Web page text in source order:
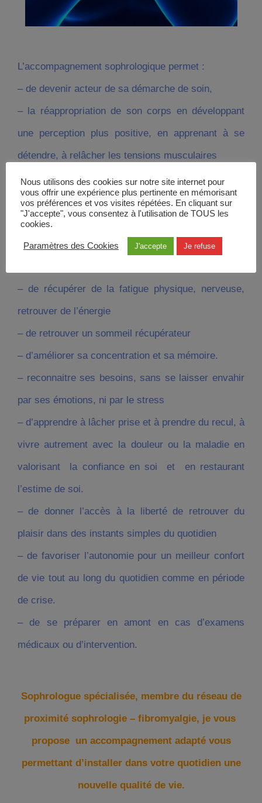
L’accompagnement sophrologique permet :
– de devenir acteur de sa démarche de soin,
– la réappropriation de son corps en développant
une perception plus positive, en apprenant à se
détendre, à relâcher les tensions musculaires
– d’apprendre à libérer sa respiration
– de prendre conscience de ses sensations pour
gérer au quotidien l’inconfort des douleurs.
– de développer la capacité à « mettre à distance la
– de récupérer de la fatigue physique, nerveuse,
retrouver de l’énergie
– de retrouver un sommeil récupérateur
– d’améliorer sa concentration et sa mémoire.
– reconnaitre ses besoins, sans se laisser envahir
par ses émotions, ni par le stress
– d’apprendre à lâcher prise et à prendre du recul, à
vivre autrement avec la douleur ou la maladie en
valorisant la confiance en soi et en restaurant
l’estime de soi.
– de donner l’accès à la liberté de retrouver du
plaisir dans des instants simples du quotidien
– de favoriser l’autonomie pour un meilleur confort
de vie tout au long du quotidien comme en période
de crise.
– de se préparer en amont en cas d’examens
médicaux ou d’intervention.
Sophrologue spécialisée, membre du réseau de
proximité sophrologie – fibromyalgie, je vous
propose un accompagnement adapté vous
permettant d’installer dans votre quotidien une
nouvelle qualité de vie.
Nous utilisons des cookies sur notre site internet pour
vous offrir une expérience plus pertinente en mémorisant
vos préférences et vos visites répétées. En cliquant sur
"J'accepte", vous consentez à l'utilisation de TOUS les
cookies.
Paramètres des Cookies J'accepte Je refuse